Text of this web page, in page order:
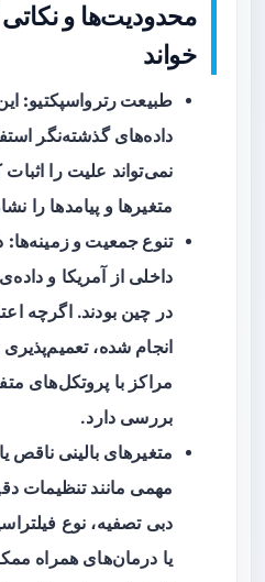
محدودیت‌ها و نکاتی
خواند
طبیعت رترواسپکتیو:
داده‌های گذشته‌نگر
نمی‌تواند علیت را اثبات
متغیرها و پیامدها را
تنوع جمعیت و زمینه‌ها:
داخلی از آمریکا و
در چین بودند. اگرچه
انجام شده،
مراکز با پروتکل‌های
بررسی دارد.
متغیرهای بالینی ناقص
دبی تصفیه، نوع
یا درمان‌های همراه